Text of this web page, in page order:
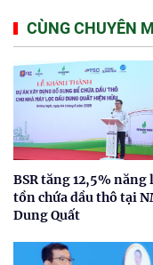
CÙNG CHUYÊN
BSR tăng 12,5% năng
tồn chứa dầu thô tại
Dung Quất